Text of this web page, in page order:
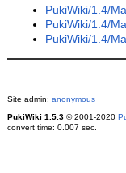
PukiWiki/1.4/
PukiWiki/1.4/
PukiWiki/1.4/
Site admin: anonymous
PukiWiki 1.5.3© 2001-2020
convert time: 0.007 sec.